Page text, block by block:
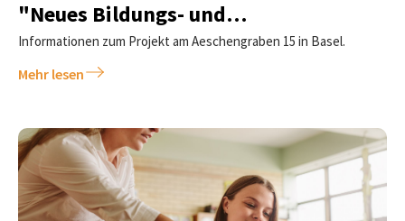
"Neues Bildungs- und
Begegnungszentrum"
Informationen zum Projekt am Aeschengraben 15 in Basel.
Mehr lesen